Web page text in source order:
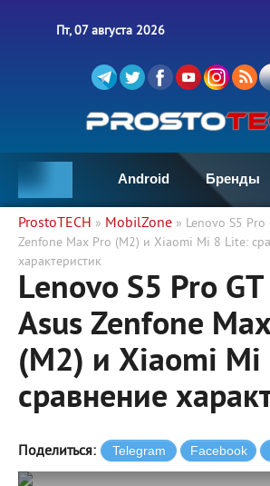
Пт, 07 августа 2026
Android Бренды
ProstoTECH » MobilZone » Lenovo S5 Pro
Zenfone Max Pro (M2) и Xiaomi Mi 8 Lite:
характеристик
Lenovo S5 Pro
Asus Zenfone
(M2) и Xiaomi
сравнение
Поделиться: